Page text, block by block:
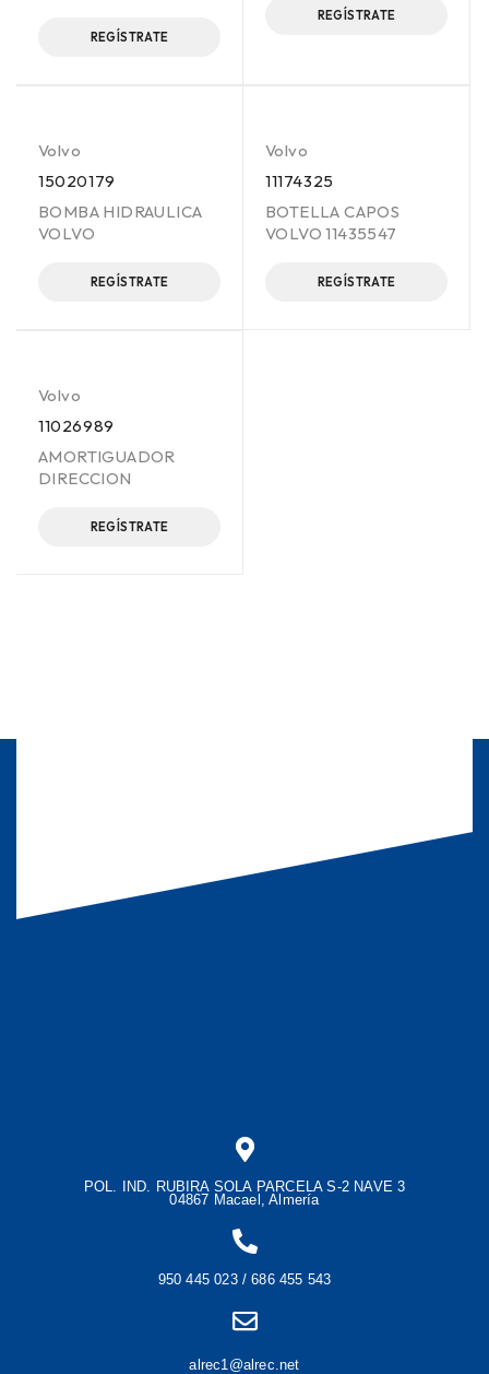
REGÍSTRATE
REGÍSTRATE
Volvo
15020179
BOMBA HIDRAULICA
VOLVO
REGÍSTRATE
Volvo
11174325
BOTELLA CAPOS
VOLVO 11435547
REGÍSTRATE
Volvo
11026989
AMORTIGUADOR
DIRECCION
REGÍSTRATE
POL. IND. RUBIRA SOLA PARCELA S-2 NAVE 3
04867 Macael, Almería
950 445 023 / 686 455 543
alrec1@alrec.net